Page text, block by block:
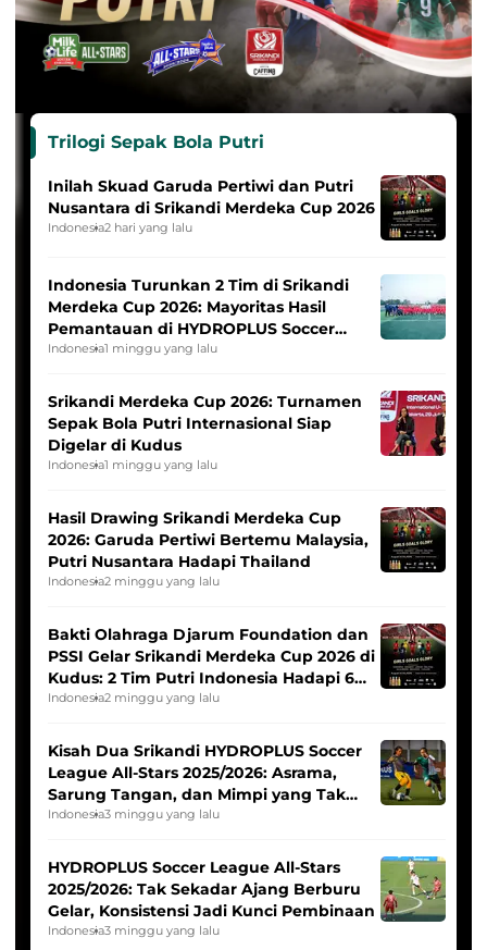
Trilogi Sepak Bola Putri
Inilah Skuad Garuda Pertiwi dan Putri
Nusantara di Srikandi Merdeka Cup 2026
Indonesia2 hari yang lalu
Indonesia Turunkan 2 Tim di Srikandi
Merdeka Cup 2026: Mayoritas Hasil
Pemantauan di HYDROPLUS Soccer
League
Indonesia1 minggu yang lalu
Srikandi Merdeka Cup 2026: Turnamen
Sepak Bola Putri Internasional Siap
Digelar di Kudus
Indonesia1 minggu yang lalu
Hasil Drawing Srikandi Merdeka Cup
2026: Garuda Pertiwi Bertemu Malaysia,
Putri Nusantara Hadapi Thailand
Indonesia2 minggu yang lalu
Bakti Olahraga Djarum Foundation dan
PSSI Gelar Srikandi Merdeka Cup 2026 di
Kudus: 2 Tim Putri Indonesia Hadapi 6
Tim Asia
Indonesia2 minggu yang lalu
Kisah Dua Srikandi HYDROPLUS Soccer
League All-Stars 2025/2026: Asrama,
Sarung Tangan, dan Mimpi yang Tak
Pernah Padam
Indonesia3 minggu yang lalu
HYDROPLUS Soccer League All-Stars
2025/2026: Tak Sekadar Ajang Berburu
Gelar, Konsistensi Jadi Kunci Pembinaan
Indonesia3 minggu yang lalu